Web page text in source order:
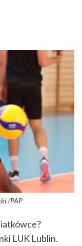
/PAP
LUK Lublin.